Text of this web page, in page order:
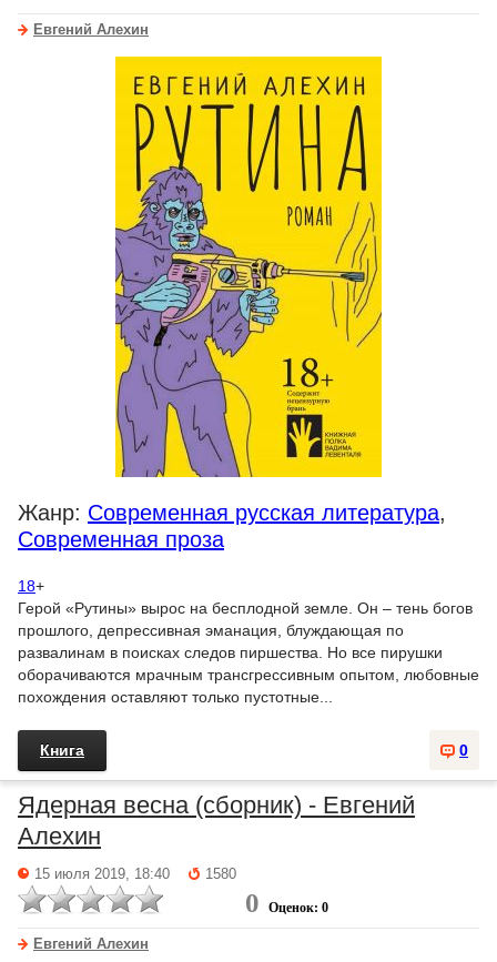
Евгений Алехин
Жанр: Современная русская литература,
Современная проза
18+
Герой «Рутины» вырос на бесплодной земле. Он – тень богов
прошлого, депрессивная эманация, блуждающая по
развалинам в поисках следов пиршества. Но все пирушки
оборачиваются мрачным трансгрессивным опытом, любовные
похождения оставляют только пустотные...
0
Книга
Ядерная весна (сборник) - Евгений
Алехин
15 июля 2019, 18:40 1580
0 Оценок: 0
Евгений Алехин